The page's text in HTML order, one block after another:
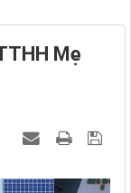
Mẹ